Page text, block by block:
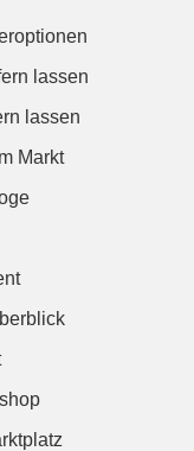
lassen
lassen
Markt